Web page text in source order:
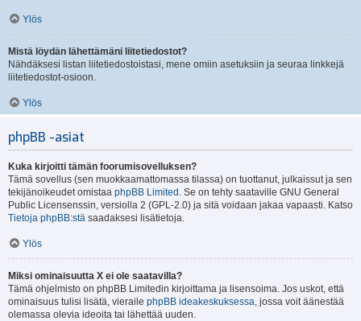
Ylös
Mistä löydän lähettämäni liitetiedostot?
Nähdäksesi listan liitetiedostoistasi, mene omiin asetuksiin ja seuraa linkkejä
liitetiedostot-osioon.
Ylös
phpBB -asiat
Kuka kirjoitti tämän foorumisovelluksen?
Tämä sovellus (sen muokkaamattomassa tilassa) on tuottanut, julkaissut ja sen
tekijänoikeudet omistaa phpBB Limited . Se on tehty saataville GNU General
Public Licensenssin, versiolla 2 (GPL-2.0) ja sitä voidaan jakaa vapaasti. Katso
Tietoja phpBB:stä saadaksesi lisätietoja.
Ylös
Miksi ominaisuutta X ei ole saatavilla?
Tämä ohjelmisto on phpBB Limitedin kirjoittama ja lisensoima. Jos uskot, että
ominaisuus tulisi lisätä, vieraile phpBB ideakeskuksessa, jossa voit äänestää
olemassa olevia ideoita tai lähettää uuden.